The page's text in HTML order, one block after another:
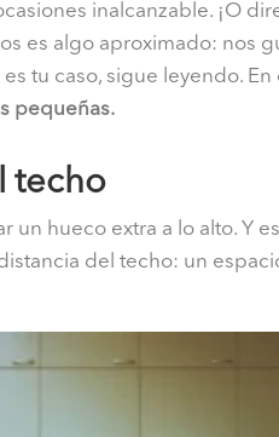
inalcanzable. ¡O
es algo aproximado: nos
tu caso, sigue leyendo.
pequeñas.
techo
un hueco extra a lo alto. Y
del techo: un